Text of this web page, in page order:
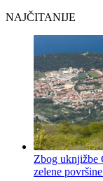
NAJČITANIJE
Zbog uknjižbe
zelene